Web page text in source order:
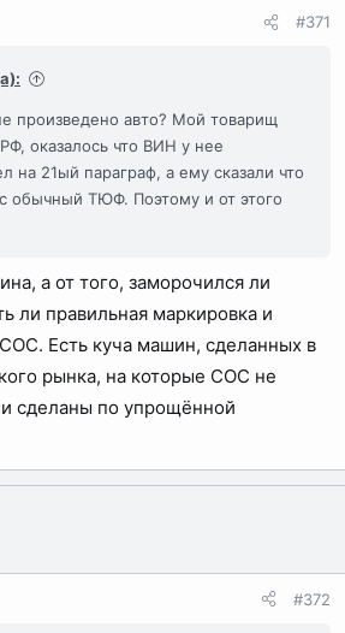
#371
произведено авто? Мой товарищ
оказалось что ВИН у нее
на 21ый параграф, а ему сказали что
обычный ТЮФ. Поэтому и от этого
а от того, заморочился ли
ли правильная маркировка и
Есть куча машин, сделанных в
рынка, на которые СОС не
сделаны по упрощённой
#372